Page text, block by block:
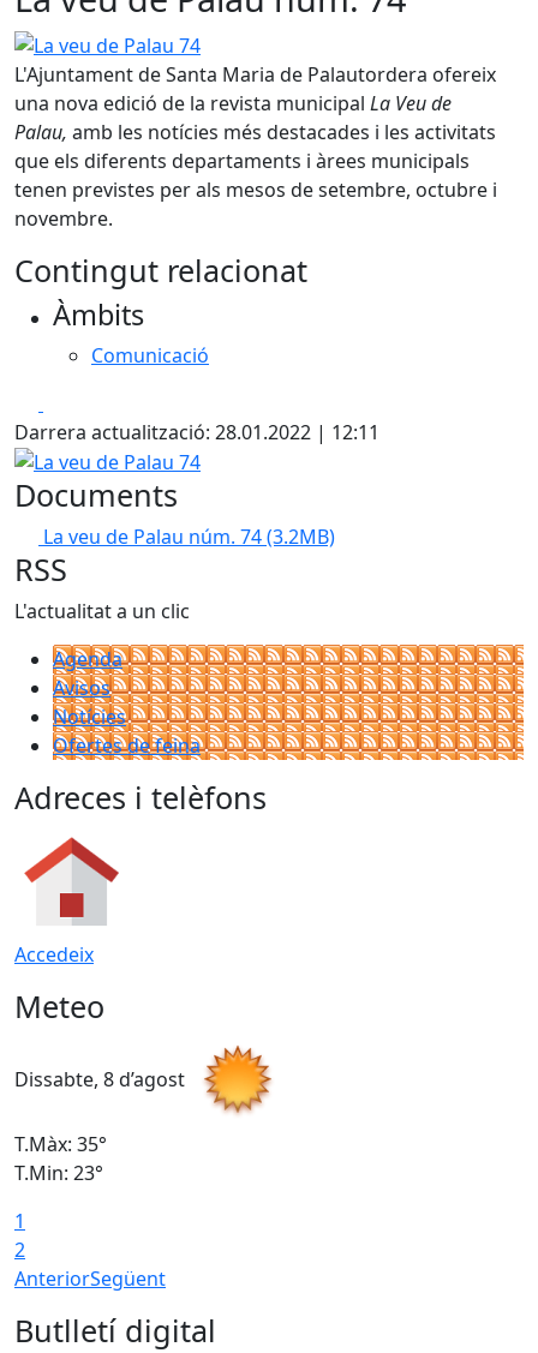
La veu de Palau 74
L'Ajuntament de Santa Maria de Palautordera ofereix
una nova edició de la revista municipal La Veu de
Palau, amb les notícies més destacades i les activitats
que els diferents departaments i àrees municipals
tenen previstes per als mesos de setembre, octubre i
novembre.
Contingut relacionat
Àmbits
Comunicació
Darrera actualització: 28.01.2022 | 12:11
La veu de Palau 74
Documents
La veu de Palau núm. 74(3.2MB)
RSS
L'actualitat a un clic
Agenda
Avisos
Notícies
Ofertes de feina
Adreces i telèfons
Accedeix
Meteo
Dissabte, 8 d’agost
T.Màx: 35°
T.Min: 23°
1
2
AnteriorSegüent
Butlletí digital